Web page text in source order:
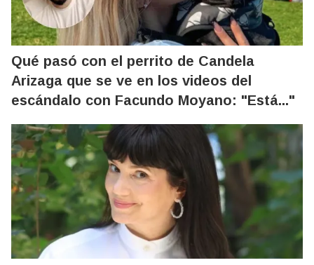
Qué pasó con el perrito de Candela
Arizaga que se ve en los videos del
escándalo con Facundo Moyano: "Está..."